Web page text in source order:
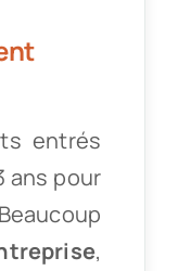
entrés
ans pour
,